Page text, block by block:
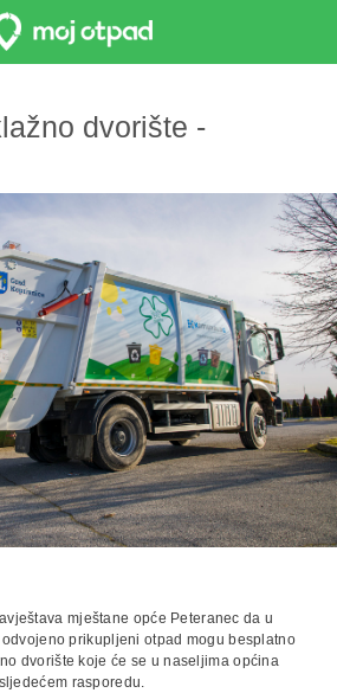
dvorište -
mještane opće Peteranec da u
prikupljeni otpad mogu besplatno
dvorište koje će se u naseljima općina
rasporedu.